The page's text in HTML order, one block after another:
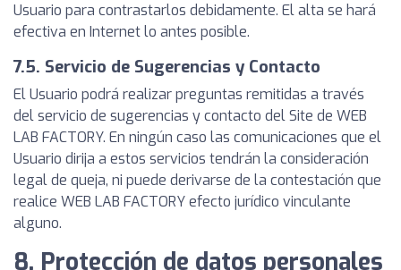
Usuario para contrastarlos debidamente. El alta se hará
efectiva en Internet lo antes posible.
7.5. Servicio de Sugerencias y Contacto
El Usuario podrá realizar preguntas remitidas a través
del servicio de sugerencias y contacto del Site de WEB
LAB FACTORY. En ningún caso las comunicaciones que el
Usuario dirija a estos servicios tendrán la consideración
legal de queja, ni puede derivarse de la contestación que
realice WEB LAB FACTORY efecto jurídico vinculante
alguno.
8. Protección de datos personales